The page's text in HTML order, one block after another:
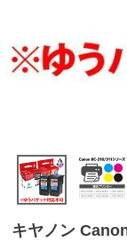
キヤノン